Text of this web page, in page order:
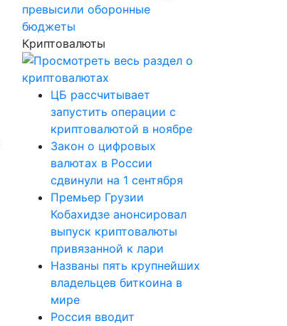
превысили оборонные
бюджеты
Криптовалюты
ЦБ рассчитывает
запустить операции с
криптовалютой в ноябре
Закон о цифровых
валютах в России
сдвинули на 1 сентября
Премьер Грузии
Кобахидзе анонсировал
выпуск криптовалюты
привязанной к лари
Названы пять крупнейших
владельцев биткоина в
мире
Россия вводит